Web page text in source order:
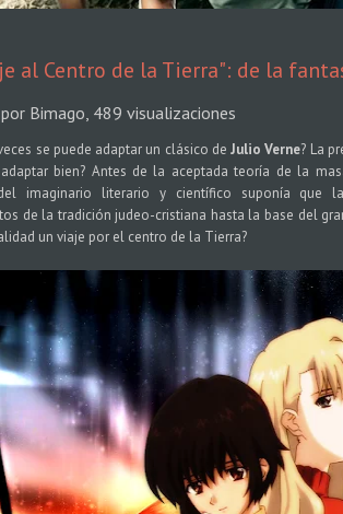
al Centro de la Tierra": de la
Bimago, 489 visualizaciones
se puede adaptar un clásico de Julio Verne? La
bien? Antes de la aceptada teoría de la
imaginario literario y científico suponía que
de la tradición judeo-cristiana hasta la base del
un viaje por el centro de la Tierra?